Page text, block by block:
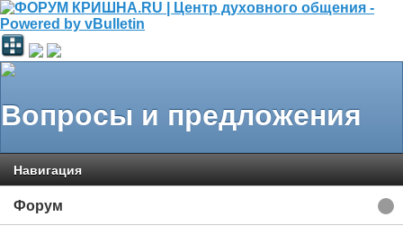
Вопросы и предложения
Навигация
Форум